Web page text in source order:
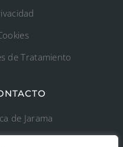
de Tratamiento
de Jarama